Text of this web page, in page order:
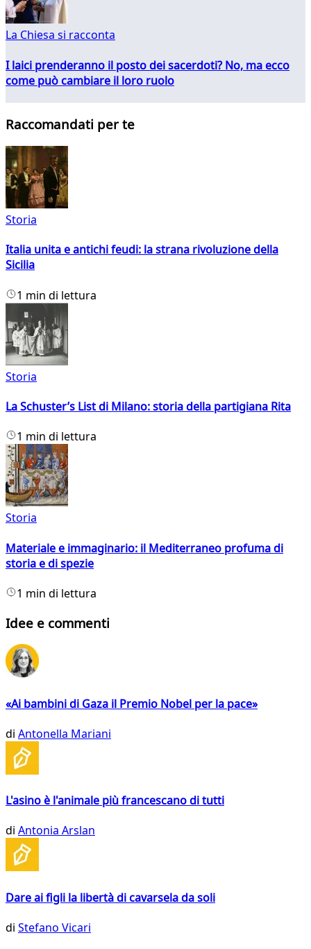
La Chiesa si racconta
I laici prenderanno il posto dei sacerdoti? No, ma ecco
come può cambiare il loro ruolo
Raccomandati per te
Storia
Italia unita e antichi feudi: la strana rivoluzione della
Sicilia
1 min di lettura
Storia
La Schuster’s List di Milano: storia della partigiana Rita
1 min di lettura
Storia
Materiale e immaginario: il Mediterraneo profuma di
storia e di spezie
1 min di lettura
Idee e commenti
«Ai bambini di Gaza il Premio Nobel per la pace»
di Antonella Mariani
L'asino è l'animale più francescano di tutti
di Antonia Arslan
Dare ai figli la libertà di cavarsela da soli
di Stefano Vicari